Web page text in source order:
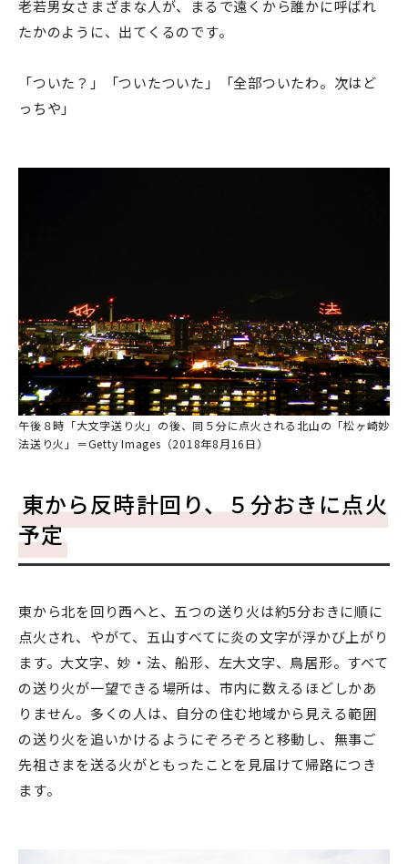
老若男女さまざまな人が、まるで遠くから誰かに呼ばれ
たかのように、出てくるのです。
「ついた？」「ついたついた」「全部ついたわ。次はど
っちや」
午後８時「大文字送り火」の後、同５分に点火される北山の「松ヶ崎妙
法送り火」＝Getty Images（2018年8月16日）
東から反時計回り、５分おきに点火
予定
東から北を回り西へと、五つの送り火は約5分おきに順に
点火され、やがて、五山すべてに炎の文字が浮かび上がり
ます。大文字、妙・法、船形、左大文字、鳥居形。すべて
の送り火が一望できる場所は、市内に数えるほどしかあ
りません。多くの人は、自分の住む地域から見える範囲
の送り火を追いかけるようにぞろぞろと移動し、無事ご
先祖さまを送る火がともったことを見届けて帰路につき
ます。